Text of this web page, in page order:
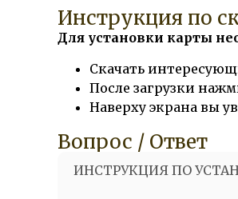
Инструкция по
Для установки карты
Скачать
После загрузки
Наверху экрана вы
Вопрос / Ответ
ИНСТРУКЦИЯ ПО